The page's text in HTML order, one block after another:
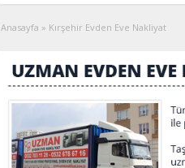
Anasayfa » Kırşehir Evden Eve Nakliyat